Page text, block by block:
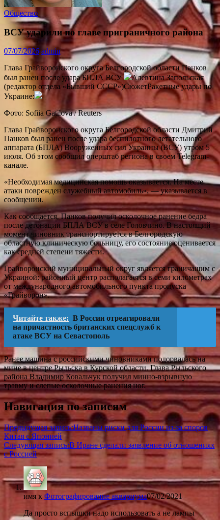
Общество
ВСУ ударили по главе приграничного района
07/07/2026 admin
Глава Грайворонского округа Белгородской области Панков
был ранен после удара БПЛА ВСУ
Алевтина Запольская
(редактор отдела «Бывший СССР»)СюжетРакетные удары по
Украине:
Фото: Sofiia Gatilova / Reuters
Глава Грайворонского округа Белгородской области Дмитрий
Панков был ранен после удара беспилотного летательного
аппарата (БПЛА) Вооруженных сил Украины (ВСУ) утром 5
июля. Об этом сообщил оперштаб региона в своем Telegram-
канале.
«Необходимая медицинская помощь оказывается. На месте
атаки поврежден служебный автомобиль», — указывается в
сообщении.
Как сообщается, Панков получил осколочное ранение бедра
после детонации БПЛА ВСУ в селе Головчино. В настоящий
момент чиновник транспортируется в Белгородскую
областную клиническую больницу, его состояние оценивается
как средней степени тяжести.
Грайворонский муниципальный округ является граничащим с
Украиной: районный центр располагается в семи километрах
от международного автомобильного пункта пропуска
«Грайворон».
Читайте также: В России отреагировали
на причастность британских спецслужб к
атаке ВСУ на Севастополь
Ранее машина с российскими чиновниками подорвалась на
мине в центре Рыльска в Курской области. Глава Рыльского
района Владимир Ковальчук получил минно-взрывную
травму и слепые осколочные ранения ног.
Навигация по записям
Предыдущая запись:Названы риски для России из-за споров
Китая с Японией
Следующая запись:В Иране сделали заявление об отношениях
с Россией
имя к Фотографирование аквариума07/02/2021
Да просто вспышки надо использовать а не лампы